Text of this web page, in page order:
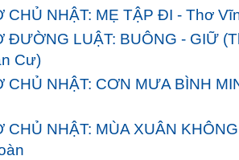
CHỦ NHẬT: MẸ TẬP ĐI - Thơ
ĐƯỜNG LUẬT: BUÔNG - GIỮ
Cư)
CHỦ NHẬT: CƠN MƯA BÌNH
CHỦ NHẬT: MÙA XUÂN